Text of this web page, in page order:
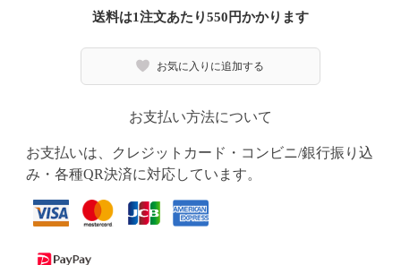
送料は1注文あたり550 円かかります
お気に入りに追加する
お支払い方法について
お支払いは、クレジットカード・コンビニ/銀行振り込
み・各種QR決済に対応しています。